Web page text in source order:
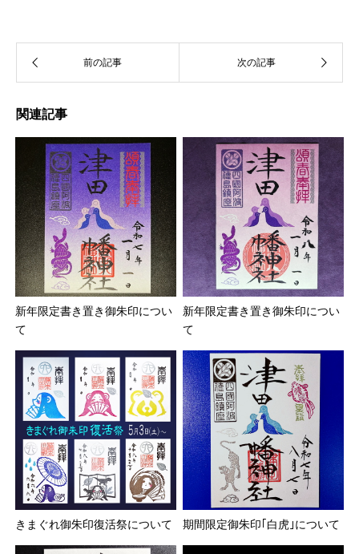
関連記事
新年限定書き置き御朱印につい
て
新年限定書き置き御朱印につい
て
きまぐれ御朱印復活祭について 期間限定御朱印｢白虎｣について